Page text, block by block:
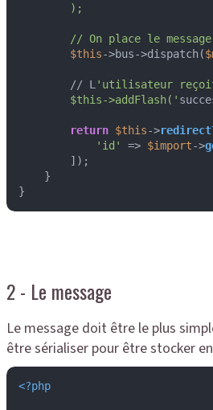
        );
// On place le
$this->bus->dispatch(
        // L
'utilisateur reçoit
        $this->addFlash('
return $this->
'id'
=> $import->
        ]);
    }
}
2 - Le message
Le message doit être le plus
être sérialiser pour être stocker
<?php